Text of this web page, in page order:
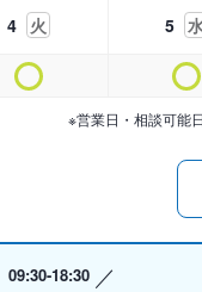
4 火 5
※営業日・相談可能
09:30-18:30